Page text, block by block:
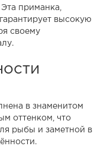
приманка,
высокую
своему
в знаменитом
оттенком, что
рыбы и заметной в